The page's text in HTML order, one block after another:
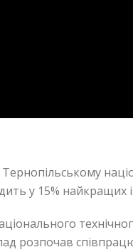
у 15% найкращих із
розпочав